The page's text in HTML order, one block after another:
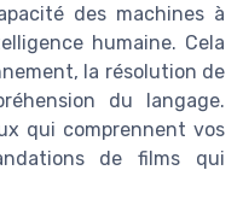
des machines à
humaine. Cela
la résolution de
du langage.
qui comprennent vos
de films qui